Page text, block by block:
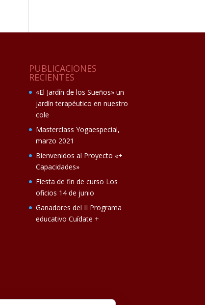
PUBLICACIONES
RECIENTES
«El Jardín de los Sueños» un
jardín terapéutico en nuestro
cole
Masterclass Yogaespecial,
marzo 2021
Bienvenidos al Proyecto «+
Capacidades»
Fiesta de fin de curso Los
oficios 14 de junio
Ganadores del II Programa
educativo Cuídate +